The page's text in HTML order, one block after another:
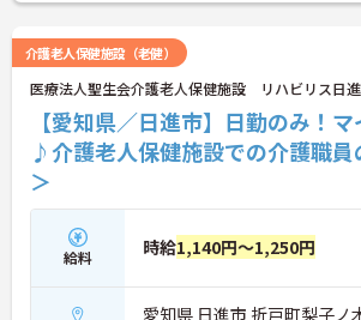
介護老人保健施設（老健）
医療法人聖生会介護老人保健施設 リハビリス日進
【愛知県／日進市】日勤のみ！
♪介護老人保健施設での介護職員
＞
給料 時給1,140円～1,250円
愛知県 日進市 折戸町梨子ノ